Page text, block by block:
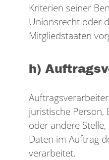
Kriterien seiner
Unionsrecht oder
Mitgliedstaaten
h)
juristische Person,
oder andere
Daten im Auftrag
verarbeitet.